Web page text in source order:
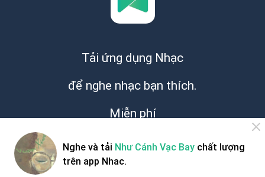
Tải ứng dụng Nhạc
để nghe nhạc bạn thích.
Miễn phí
Nghe và tải Như Cánh Vạc Bay chất lượng
trên app Nhac.